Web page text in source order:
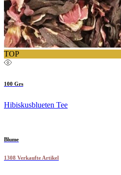
TOP
100 Grs
Hibiskusblueten Tee
Blume
1308 Verkaufte Artikel